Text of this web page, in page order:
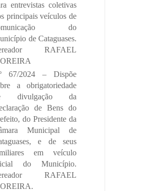
entrevistas coletivas
principais veículos de
do
de Cataguases.
RAFAEL
67/2024 – Dispõe
a obrigatoriedade
divulgação da
de Bens do
do Presidente da
Municipal de
e de seus
em veículo
do Município.
RAFAEL